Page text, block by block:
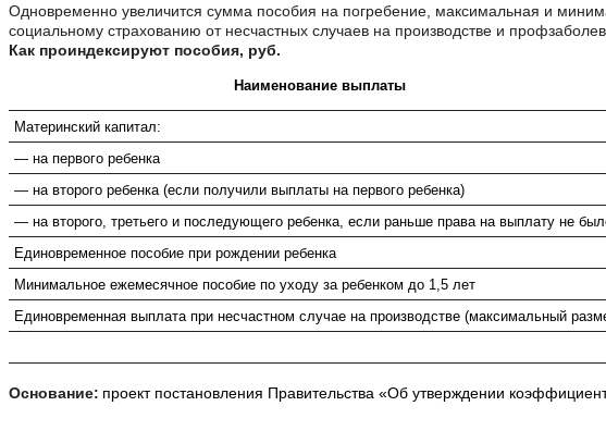
Одновременно увеличится сумма пособия на погребение, максимальная и
социальному страхованию от несчастных случаев на производстве и
Как проиндексируют пособия, руб.
Наименование выплаты
Материнский капитал:
— на первого ребенка
— на второго ребенка (если получили выплаты на первого ребенка)
— на второго, третьего и последующего ребенка, если раньше права на выплату не
Единовременное пособие при рождении ребенка
Минимальное ежемесячное пособие по уходу за ребенком до 1,5 лет
Единовременная выплата при несчастном случае на производстве (максимальный
Основание: проект постановления Правительства «Об утверждении